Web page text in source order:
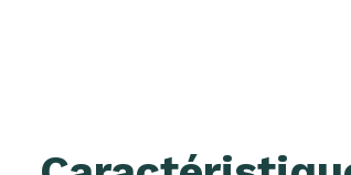
Au 1er étage : la maison dévoile
Chaudière centralisée à granulés.